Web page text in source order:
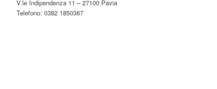
V.le Indipendenza 11 – 27100 Pavia
Telefono: 0382 1850367